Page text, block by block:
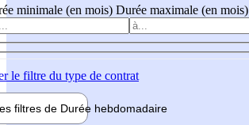
minimale (en mois) Durée maximale (en mois)
le filtre du type de contrat
filtres de Durée hebdomadaire